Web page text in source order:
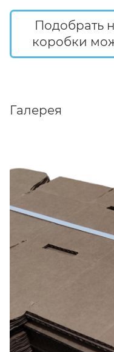
Подобрать
коробки
Галерея